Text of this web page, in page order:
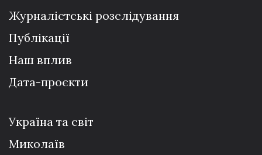
Журналістські розслідування
Публікації
Наш вплив
Дата-проєкти
Україна та світ
Миколаїв